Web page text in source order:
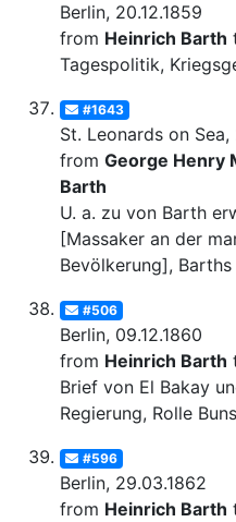
Berlin, 20.12.1859
from Heinrich Barth
Tagespolitik,
#1643
St. Leonards on Sea,
from George Henry
Barth
U. a. zu von Barth
[Massaker an der
Bevölkerung],
#506
Berlin, 09.12.1860
from Heinrich Barth
Brief von El Bakay
Regierung, Rolle
#596
Berlin, 29.03.1862
from Heinrich Barth